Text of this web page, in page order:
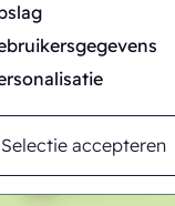
Selectie accepteren